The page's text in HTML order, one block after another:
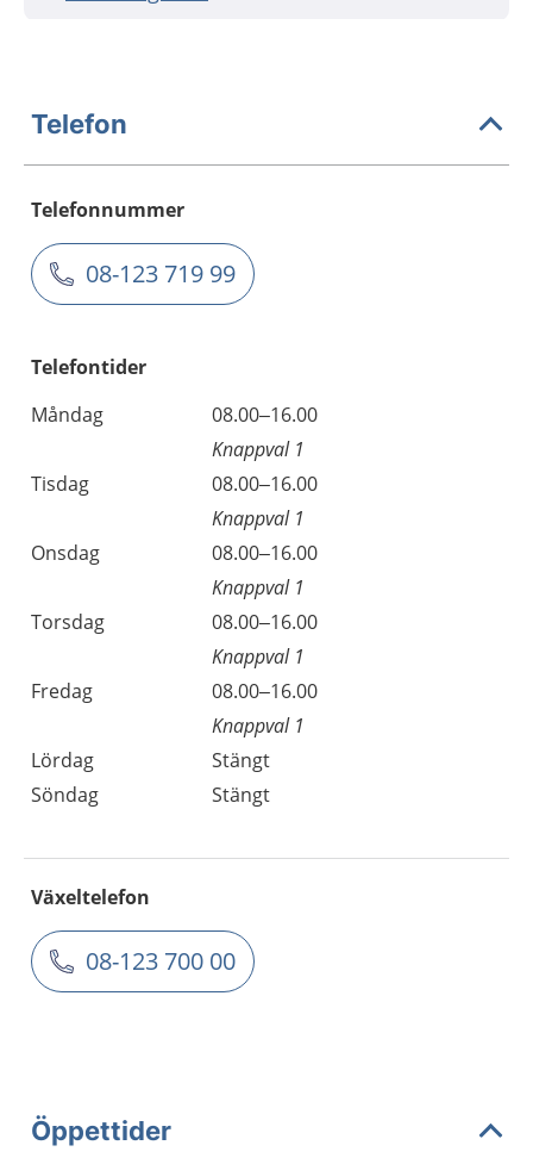
Telefon
Telefonnummer
08-123 719 99
Telefontider
Måndag
08.00–16.00
Knappval 1
Tisdag
08.00–16.00
Knappval 1
Onsdag
08.00–16.00
Knappval 1
Torsdag
08.00–16.00
Knappval 1
Fredag
08.00–16.00
Knappval 1
Lördag
Stängt
Söndag
Stängt
Växeltelefon
08-123 700 00
Öppettider